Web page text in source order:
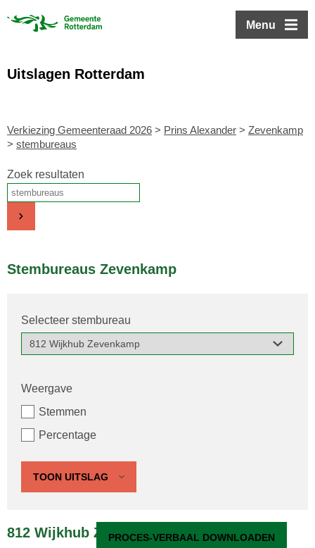
Menu
Uitslagen Rotterdam
Verkiezing Gemeenteraad 2026 > Prins Alexander > Zevenkamp
> stembureaus
Zoek resultaten
Stembureaus Zevenkamp
Selecteer stembureau
Weergave
Stemmen
Percentage
TOON UITSLAG
812 Wijkhub ZevenkampPROCES-VERBAAL DOWNLOADEN